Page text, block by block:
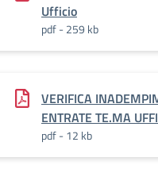
Ufficio
pdf - 259 kb
VERIFICA
ENTRATE TE.MA
pdf - 12 kb